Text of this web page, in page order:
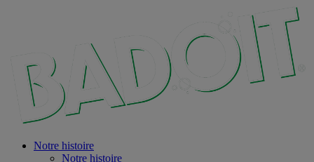
Notre histoire
Notre histoire